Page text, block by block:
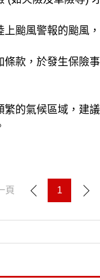
颱風警報的颱風
款，於發生保險
的氣候區域，建
頁 1